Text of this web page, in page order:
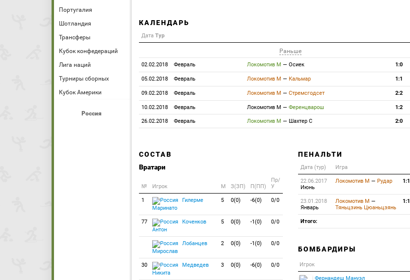
Португалия
Шотландия
Трансферы
Кубок конфедераций
Лига наций
Турниры сборных
Кубок Америки
Россия
КАЛЕНДАРЬ
Дата Тур
Раньше
02.02.2018 Февраль Локомотив М — Осиек 1:0
05.02.2018 Февраль Локомотив М — Кальмар 1:1
09.02.2018 Февраль Локомотив М — Стремсгодсет 2:2
10.02.2018 Февраль Локомотив М — Ференцварош 1:2
26.02.2018 Февраль Локомотив М — Шахтер С 2:0
СОСТАВ
Вратари
№ Игрок M З(ЗП) П(ПП)
Пр/
У
1
Гилерме
Маринато
5 0(0) -6(0) 0/0
77
Коченков
Антон
5 0(0) -1(0) 0/0
Лобанцев
Мирослав
2 0(0) -1(0) 0/0
30
Медведев
Никита
3 0(0) -6(0) 0/0
ПЕНАЛЬТИ
Дата (тур) Игра
22.06.2017
Июнь
Локомотив М — Рудар 1:1
23.01.2018
Январь
Локомотив М —
Тяньцзинь Цюаньцзянь
1:1
Итого:
БОМБАРДИРЫ
Игрок
Фернандеш Мануэл